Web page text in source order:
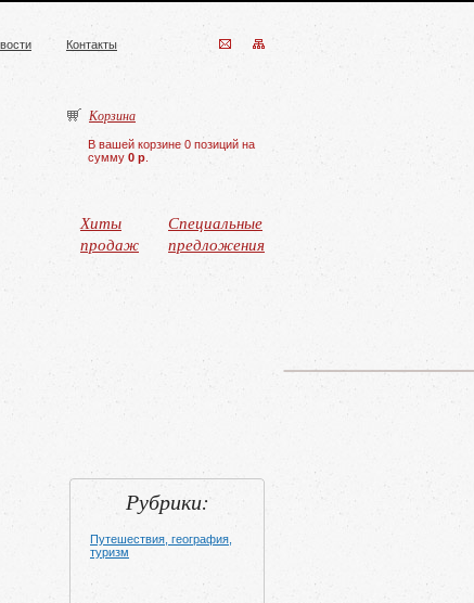
Контакты
Корзина
В вашей корзине 0 позиций на
сумму 0 р
Хиты
продаж
Специальные
предложения
Рубрики:
Путешествия, география,
туризм